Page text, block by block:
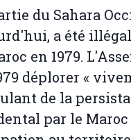
du Sahara
a été
en 1979.
déplorer «
de la
par le